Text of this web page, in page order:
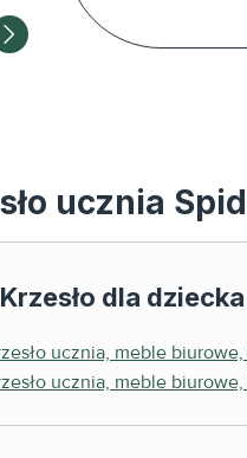
ucznia
Krzesło dla